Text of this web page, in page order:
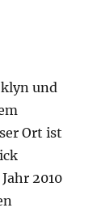
und
Ort ist
2010